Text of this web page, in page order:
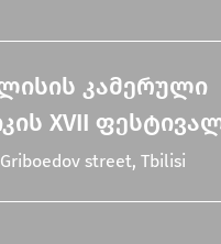
კამერული
XVII
street, Tbilisi